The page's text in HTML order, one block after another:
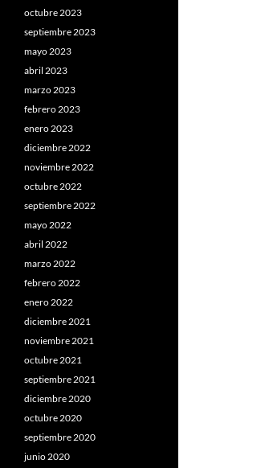
octubre 2023
septiembre 2023
mayo 2023
abril 2023
marzo 2023
febrero 2023
enero 2023
diciembre 2022
noviembre 2022
octubre 2022
septiembre 2022
mayo 2022
abril 2022
marzo 2022
febrero 2022
enero 2022
diciembre 2021
noviembre 2021
octubre 2021
septiembre 2021
diciembre 2020
octubre 2020
septiembre 2020
junio 2020